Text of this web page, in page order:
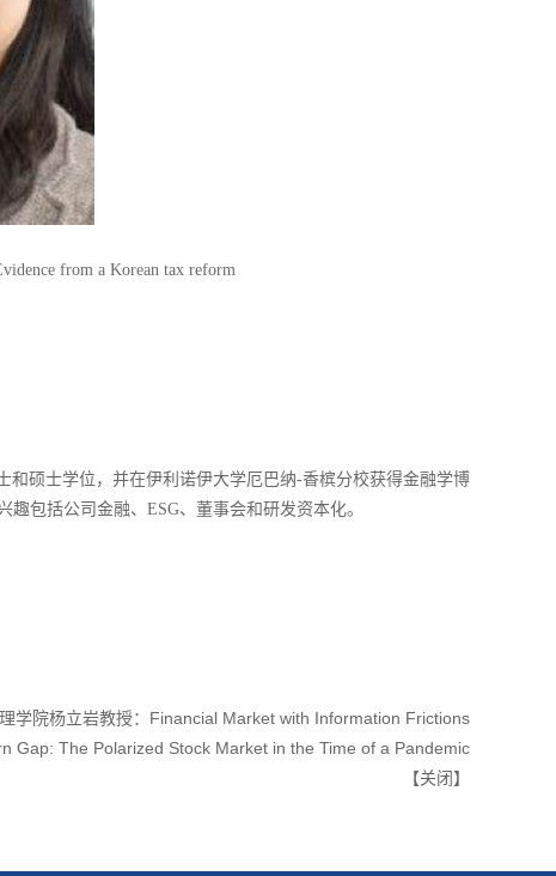
from a Korean tax reform
和硕士学位，并在伊利诺伊大学厄巴纳-香槟分校获得金融学博
包括公司金融、ESG、董事会和研发资本化。
学院杨立岩教授：Financial Market with Information Frictions
Gap: The Polarized Stock Market in the Time of a Pandemic
【关闭】